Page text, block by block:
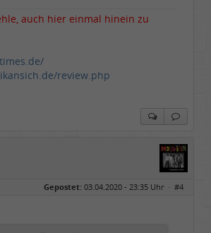
auch hier einmal hinein zu
review.php
Mitte zwischen Kölnarena und Festhalle Ffm
Gepostet: 03.04.2020 - 23:35 Uhr · #4